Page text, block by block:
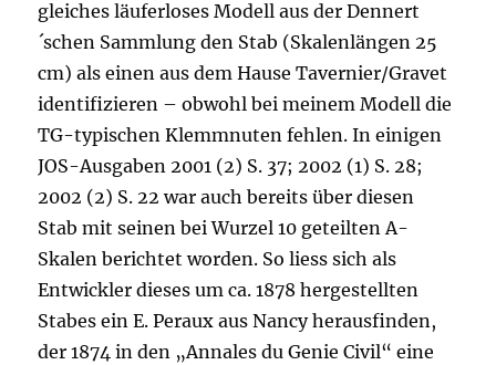
gleiches läuferloses Modell aus der Dennert
´schen Sammlung den Stab (Skalenlängen 25
cm) als einen aus dem Hause Tavernier/Gravet
identifizieren – obwohl bei meinem Modell die
TG-typischen Klemmnuten fehlen. In einigen
JOS-Ausgaben 2001 (2) S. 37; 2002 (1) S. 28;
2002 (2) S. 22 war auch bereits über diesen
Stab mit seinen bei Wurzel 10 geteilten A-
Skalen berichtet worden. So liess sich als
Entwickler dieses um ca. 1878 hergestellten
Stabes ein E. Peraux aus Nancy herausfinden,
der 1874 in den „Annales du Genie Civil“ eine